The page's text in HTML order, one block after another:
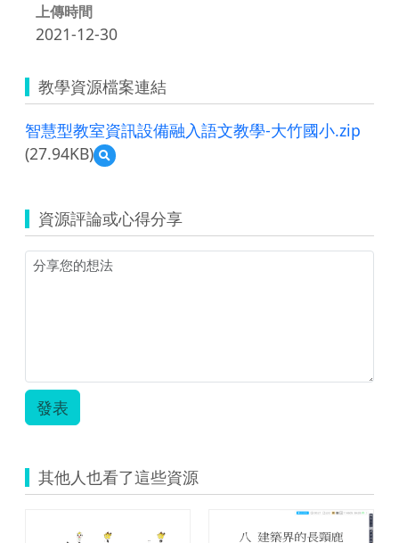
上傳時間
2021-12-30
教學資源檔案連結
智慧型教室資訊設備融入語文教學-大竹國小.zip
(27.94KB)
預
覽
型
教
室
資
國
小.zip
資源評論或心得分享
發表
其他人也看了這些資源